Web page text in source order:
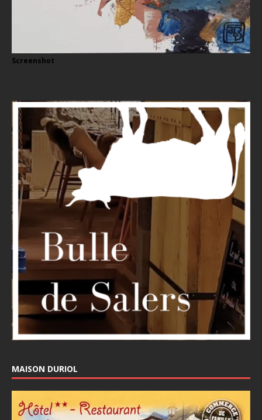
Screenshot
MAISON DURIOL